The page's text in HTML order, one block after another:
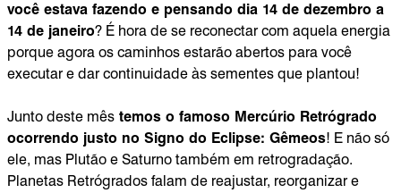
você estava fazendo e pensando dia 14 de dezembro a
14 de janeiro? É hora de se reconectar com aquela energia
porque agora os caminhos estarão abertos para você
executar e dar continuidade às sementes que plantou!
Junto deste mês temos o famoso Mercúrio Retrógrado
ocorrendo justo no Signo do Eclipse: Gêmeos! E não só
ele, mas Plutão e Saturno também em retrogradação.
Planetas Retrógrados falam de reajustar, reorganizar e